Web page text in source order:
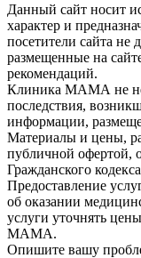
Данный сайт носит
характер и
посетители сайта не
размещенные на
рекомендаций.
Клиника МАМА не
последствия,
информации,
Материалы и цены,
публичной офертой,
Гражданского
Предоставление
об оказании
услуги уточнять
МАМА.
Опишите вашу